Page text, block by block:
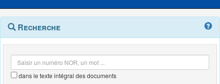
Navigation
outils
Menu
contextuel
Recherche
dans le texte intégral des documents